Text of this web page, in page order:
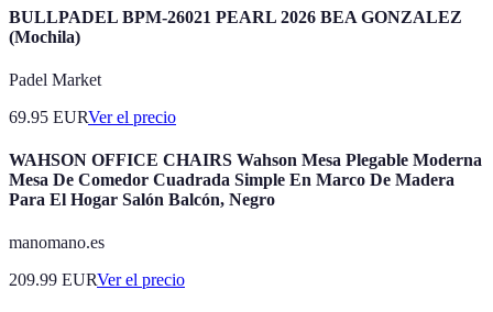
BULLPADEL BPM-26021 PEARL 2026 BEA GONZALEZ
(Mochila)
Padel Market
69.95 EURVer el precio
WAHSON OFFICE CHAIRS Wahson Mesa Plegable Moderna
Mesa De Comedor Cuadrada Simple En Marco De Madera
Para El Hogar Salón Balcón, Negro
manomano.es
209.99 EURVer el precio